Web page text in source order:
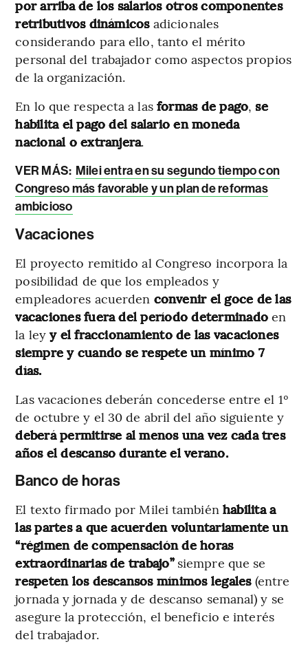
por arriba de los salarios otros componentes
retributivos dinámicos adicionales
considerando para ello, tanto el mérito
personal del trabajador como aspectos propios
de la organización.
En lo que respecta a las formas de pago,se
habilita el pago del salario en moneda
nacional o extranjera.
VER MÁS: Milei entra en su segundo tiempo con
Congreso más favorable y un plan de reformas
ambicioso
Vacaciones
El proyecto remitido al Congreso incorpora la
posibilidad de que los empleados y
empleadores acuerden convenir el goce de las
vacaciones fuera del período determinado en
la leyy el fraccionamiento de las vacaciones
siempre y cuando se respete un mínimo 7
días.
Las vacaciones deberán concederse entre el 1º
de octubre y el 30 de abril del año siguiente y
deberá permitirse al menos una vez cada tres
años el descanso durante el verano.
Banco de horas
El texto firmado por Milei también habilita a
las partes a que acuerden voluntariamente un
“régimen de compensación de horas
extraordinarias de trabajo”siempre que se
respeten los descansos mínimos legales(entre
jornada y jornada y de descanso semanal) y se
asegure la protección, el beneficio e interés
del trabajador.